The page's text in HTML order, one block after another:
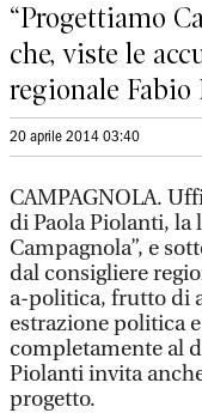
“Progettiamo
che, viste le
regionale
20 aprile 2014 03:40
CAMPAGNOLA.
di Paola Piolanti, la
Campagnola”, e
dal consigliere
a-politica, frutto di
estrazione politica
completamente al
Piolanti invita
progetto.